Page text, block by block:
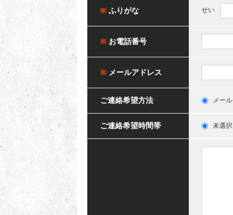
※ ふりがな せい
※ お電話番号
※ メールアドレス
ご連絡希望方法 メール
ご連絡希望時間帯 未選択